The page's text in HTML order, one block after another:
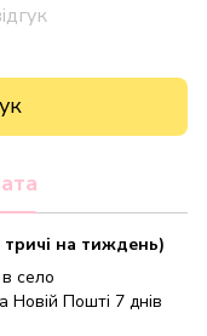
на тиждень)
село
Новій Пошті 7 днів